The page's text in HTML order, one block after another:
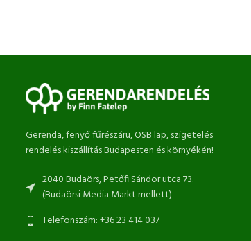
Gerenda, fenyő fűrészáru, OSB lap, szigetelés
rendelés kiszállítás Budapesten és környékén!
2040 Budaörs, Petőfi Sándor utca 73.
(Budaörsi Media Markt mellett)
Telefonszám: +36 23 414 037